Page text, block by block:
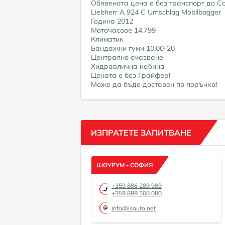
Обявената цена е без транспорт до
Liebherr A 924 C Umschlag Mobilbagger
Година 2012
Моточасове 14,799
Климатик
Бандажни гуми 10.00-20
Централно смазване
Хидравлична кабина
Цената е без Грайфер!
Може да бъде доставен по поръчка!
ИЗПРАТЕТЕ ЗАПИТВАНЕ
ШОУРУМ - СОФИЯ
+359 886 289 989
+359 889 308 080
info@isauto.net